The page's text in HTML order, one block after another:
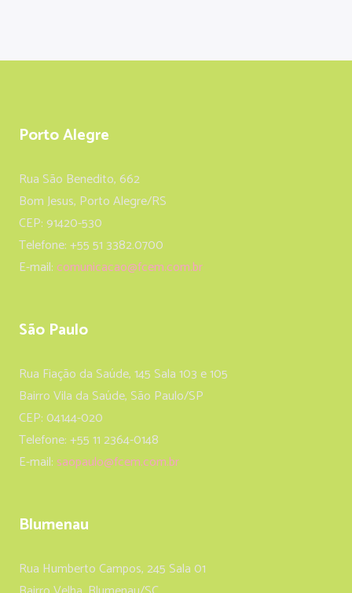
Porto Alegre
Rua São Benedito, 662
Bom Jesus, Porto Alegre/RS
CEP: 91420-530
Telefone: +55 51 3382.0700
E-mail: comunicacao@fcem.com.br
São Paulo
Rua Fiação da Saúde, 145 Sala 103 e 105
Bairro Vila da Saúde, São Paulo/SP
CEP: 04144-020
Telefone: +55 11 2364-0148
E-mail: saopaulo@fcem.com.br
Blumenau
Rua Humberto Campos, 245 Sala 01